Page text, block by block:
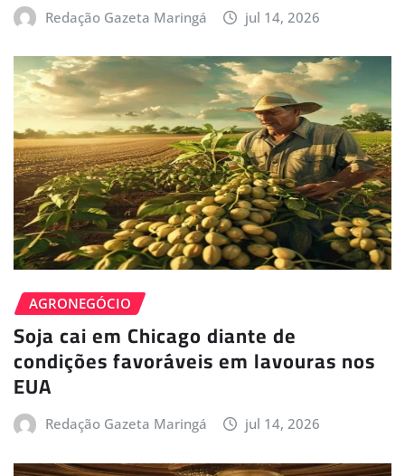
Redação Gazeta Maringá jul 14, 2026
AGRONEGÓCIO
Soja cai em Chicago diante de
condições favoráveis em lavouras nos
EUA
Redação Gazeta Maringá jul 14, 2026